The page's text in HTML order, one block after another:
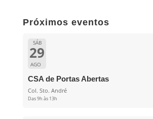
Próximos eventos
SÁB
29
AGO
CSA de Portas Abertas
Col. Sto. André
Das 9h às 13h